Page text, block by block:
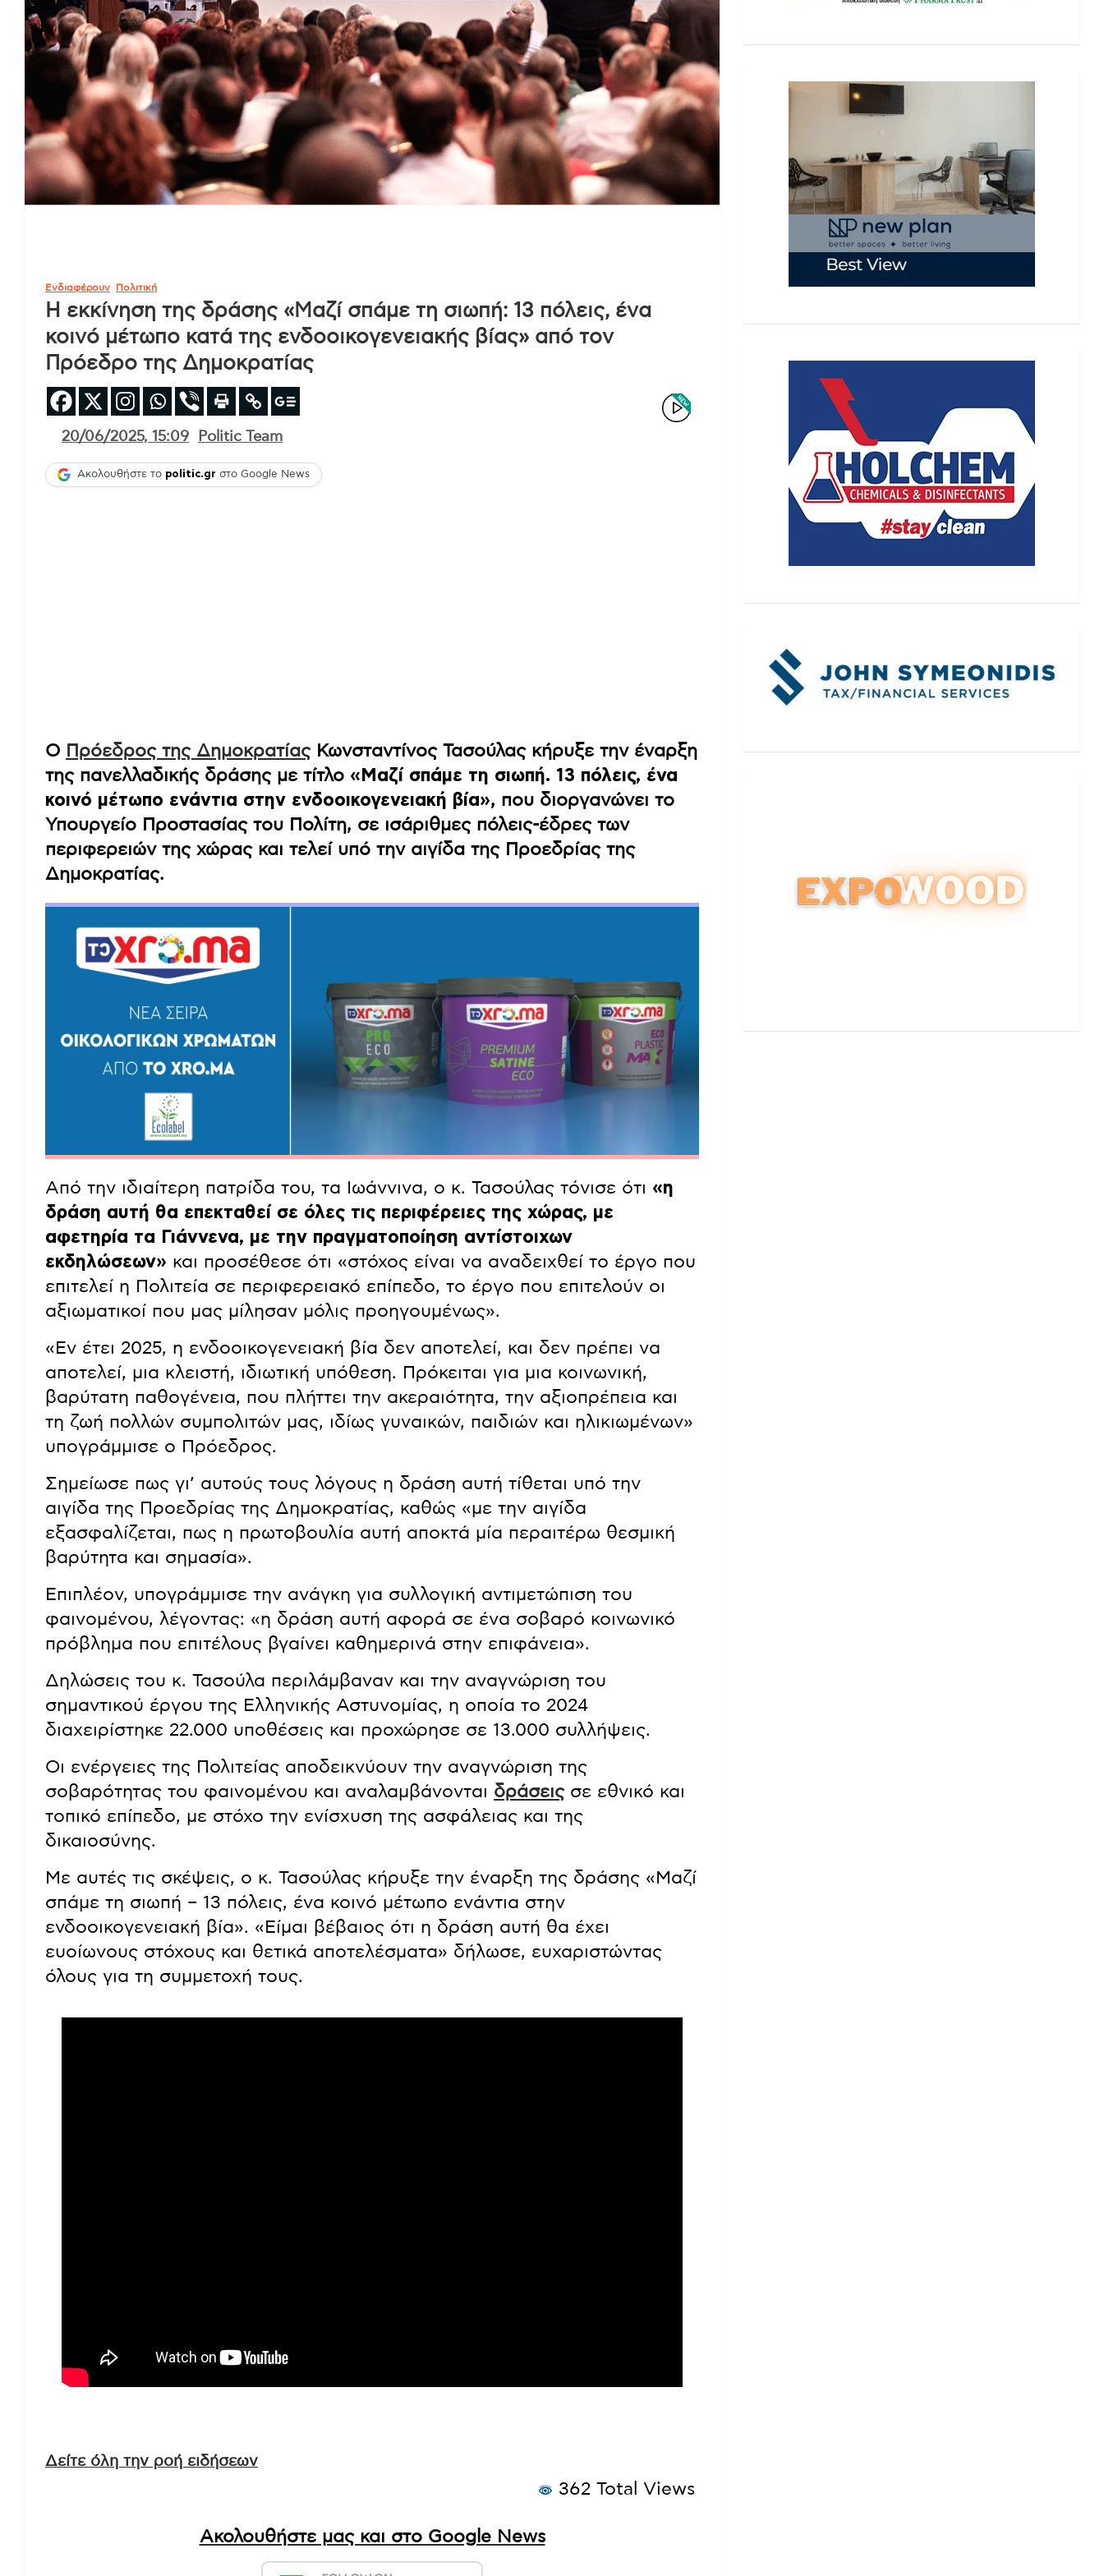
Ενδιαφέρουν Πολιτική
Η εκκίνηση της δράσης «Μαζί σπάμε τη σιωπή: 13 πόλεις, ένα
κοινό μέτωπο κατά της ενδοοικογενειακής βίας» από τον
Πρόεδρο της Δημοκρατίας
20/06/2025, 15:09 Politic Team
Ακολουθήστε το politic.gr στο Google News
Ο Πρόεδρος της ΔημοκρατίαςΚωνσταντίνος Τασούλας κήρυξε την έναρξη
της πανελλαδικής δράσης με τίτλο «Μαζί σπάμε τη σιωπή. 13 πόλεις, ένα
κοινό μέτωπο ενάντια στην ενδοοικογενειακή βία», που διοργανώνει το
Υπουργείο Προστασίας του Πολίτη, σε ισάριθμες πόλεις-έδρες των
περιφερειών της χώρας και τελεί υπό την αιγίδα της Προεδρίας της
Δημοκρατίας.
Από την ιδιαίτερη πατρίδα του, τα Ιωάννινα, ο κ. Τασούλας τόνισε ότι «η
δράση αυτή θα επεκταθεί σε όλες τις περιφέρειες της χώρας, με
αφετηρία τα Γιάννενα, με την πραγματοποίηση αντίστοιχων
εκδηλώσεων» και προσέθεσε ότι «στόχος είναι να αναδειχθεί το έργο που
επιτελεί η Πολιτεία σε περιφερειακό επίπεδο, το έργο που επιτελούν οι
αξιωματικοί που μας μίλησαν μόλις προηγουμένως».
«Εν έτει 2025, η ενδοοικογενειακή βία δεν αποτελεί, και δεν πρέπει να
αποτελεί, μια κλειστή, ιδιωτική υπόθεση. Πρόκειται για μια κοινωνική,
βαρύτατη παθογένεια, που πλήττει την ακεραιότητα, την αξιοπρέπεια και
τη ζωή πολλών συμπολιτών μας, ιδίως γυναικών, παιδιών και ηλικιωμένων»
υπογράμμισε ο Πρόεδρος.
Σημείωσε πως γι’ αυτούς τους λόγους η δράση αυτή τίθεται υπό την
αιγίδα της Προεδρίας της Δημοκρατίας, καθώς «με την αιγίδα
εξασφαλίζεται, πως η πρωτοβουλία αυτή αποκτά μία περαιτέρω θεσμική
βαρύτητα και σημασία».
Επιπλέον, υπογράμμισε την ανάγκη για συλλογική αντιμετώπιση του
φαινομένου, λέγοντας: «η δράση αυτή αφορά σε ένα σοβαρό κοινωνικό
πρόβλημα που επιτέλους βγαίνει καθημερινά στην επιφάνεια».
Δηλώσεις του κ. Τασούλα περιλάμβαναν και την αναγνώριση του
σημαντικού έργου της Ελληνικής Αστυνομίας, η οποία το 2024
διαχειρίστηκε 22.000 υποθέσεις και προχώρησε σε 13.000 συλλήψεις.
Οι ενέργειες της Πολιτείας αποδεικνύουν την αναγνώριση της
σοβαρότητας του φαινομένου και αναλαμβάνονται δράσειςσε εθνικό και
τοπικό επίπεδο, με στόχο την ενίσχυση της ασφάλειας και της
δικαιοσύνης.
Με αυτές τις σκέψεις, ο κ. Τασούλας κήρυξε την έναρξη της δράσης «Μαζί
σπάμε τη σιωπή – 13 πόλεις, ένα κοινό μέτωπο ενάντια στην
ενδοοικογενειακή βία». «Είμαι βέβαιος ότι η δράση αυτή θα έχει
ευοίωνους στόχους και θετικά αποτελέσματα» δήλωσε, ευχαριστώντας
όλους για τη συμμετοχή τους.
Δείτε όλη την ροή ειδήσεων
362 Total Views
Ακολουθήστε μας και στο Google News